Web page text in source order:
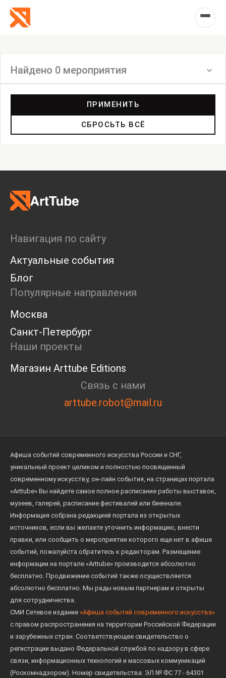
Найдено 0 мероприятия
Дискуссия
Пост-релиз
Пресс-конференция
Ярмарка
Open call
Экскурсия
Дискуссия
Cosmoscow 2024
Blazar 2024
Встречи
Круглый стол
ПРИМЕНИТЬ
СБРОСЬТЬ ВСЁ
Навигация по сайту
Актуальные события
Блог
Популярные направления
Москва
Санкт-Петербург
Наши проекты
Магазин Arttube Editions
Связь с нами
arttube.robot@mail.ru
Афиша событий современного искусства России и СНГ,
уникальный проект целиком и полностью посвященный
современному искусству, он-лайн события, на страницах портала
«Arttube» Вы найдете самое полное расписание работы выставок,
музеев, галерей, расписание фестивалей или биеннале.
Информация собрана редакцией портала из открытых
источников, если вы желаете уточнить информацию, внести
правки, или сообщить о мероприятии которого еще нет в афише
событий, пожалуйста обратитесь к редакторам. Размещение
информации на портале «Arttube» производится абсолютно
бесплатно. Продвижение событий также осуществляется
абсолютно бесплатно. Мы рады новым партнерам и открыты
для сотрудничества.
СМИ Сетевое издание «Афиша событий современного искусства»
с правом распространения на территории Российской Федерации
и зарубежных стран. Соответствующее свидетельство о
регистрации выдано Федеральной службой по надзору в сфере
связи, информационных технологий и массовых коммуникаций
(Роскомнадзором). Номер свидетельства: ЭЛ № ФС 77 - 64301